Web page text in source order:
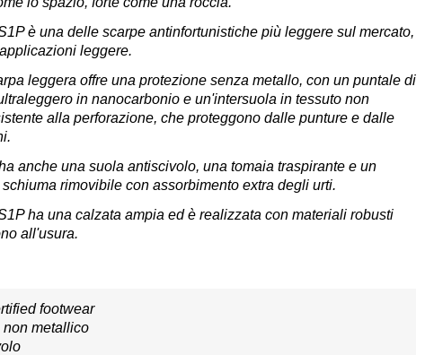
è una delle scarpe antinfortunistiche più leggere sul mercato,
leggere.
leggera offre una protezione senza metallo, con un puntale di
in nanocarbonio e un'intersuola in tessuto non
alla perforazione, che proteggono dalle punture e dalle
anche una suola antiscivolo, una tomaia traspirante e un
rimovibile con assorbimento extra degli urti.
ha una calzata ampia ed è realizzata con materiali robusti
all'usura.
footwear
non metallico